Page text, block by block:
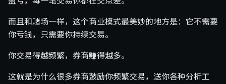
而且和赌场一样，这个商业模式最美妙的地方是：它不需要
你亏钱，只需要你持续交易。
你交易得越频繁，券商赚得越多。
这就是为什么很多券商鼓励你频繁交易，送你各种分析工